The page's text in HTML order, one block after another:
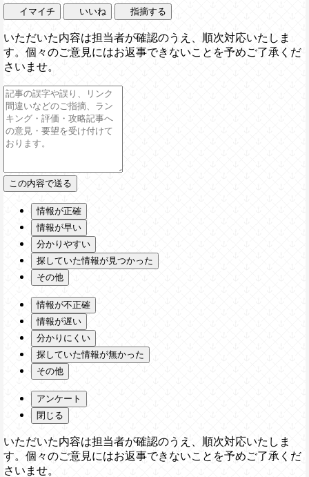
イマイチ いいね 指摘する
いただいた内容は担当者が確認のうえ、順次対応いたしま
す。個々のご意見にはお返事できないことを予めご了承くだ
さいませ。
情報が正確
情報が早い
分かりやすい
探していた情報が見つかった
その他
情報が不正確
情報が遅い
分かりにくい
探していた情報が無かった
その他
アンケート
閉じる
いただいた内容は担当者が確認のうえ、順次対応いたしま
す。個々のご意見にはお返事できないことを予めご了承くだ
さいませ。